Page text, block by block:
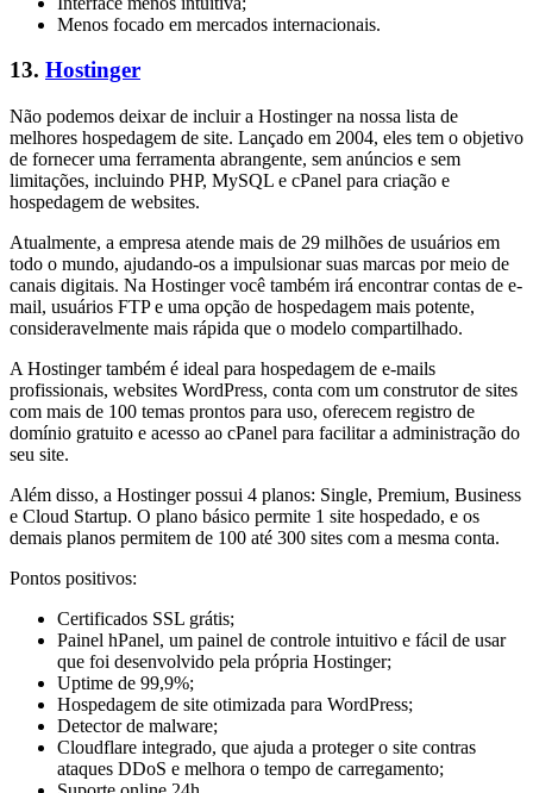
Menos focado em mercados internacionais.
13. Hostinger
Não podemos deixar de incluir a Hostinger na nossa lista de
melhores hospedagem de site. Lançado em 2004, eles tem o objetivo
de fornecer uma ferramenta abrangente, sem anúncios e sem
limitações, incluindo PHP, MySQL e cPanel para criação e
hospedagem de websites.
Atualmente, a empresa atende mais de 29 milhões de usuários em
todo o mundo, ajudando-os a impulsionar suas marcas por meio de
canais digitais. Na Hostinger você também irá encontrar contas de e-
mail, usuários FTP e uma opção de hospedagem mais potente,
consideravelmente mais rápida que o modelo compartilhado.
A Hostinger também é ideal para hospedagem de e-mails
profissionais, websites WordPress, conta com um construtor de sites
com mais de 100 temas prontos para uso, oferecem registro de
domínio gratuito e acesso ao cPanel para facilitar a administração do
seu site.
Além disso, a Hostinger possui 4 planos: Single, Premium, Business
e Cloud Startup. O plano básico permite 1 site hospedado, e os
demais planos permitem de 100 até 300 sites com a mesma conta.
Pontos positivos:
Certificados SSL grátis;
Painel hPanel, um painel de controle intuitivo e fácil de usar
que foi desenvolvido pela própria Hostinger;
Uptime de 99,9%;
Hospedagem de site otimizada para WordPress;
Detector de malware;
Cloudflare integrado, que ajuda a proteger o site contras
ataques DDoS e melhora o tempo de carregamento;